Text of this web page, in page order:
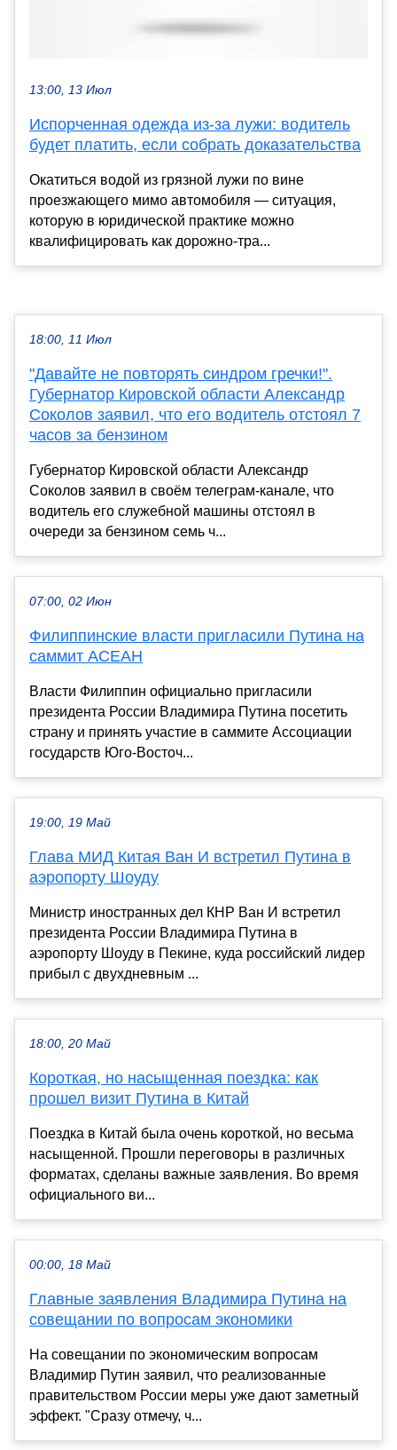
13:00, 13 Июл
Испорченная одежда из-за лужи: водитель
будет платить, если собрать доказательства
Окатиться водой из грязной лужи по вине
проезжающего мимо автомобиля — ситуация,
которую в юридической практике можно
квалифицировать как дорожно-тра...
18:00, 11 Июл
"Давайте не повторять синдром гречки!".
Губернатор Кировской области Александр
Соколов заявил, что его водитель отстоял 7
часов за бензином
Губернатор Кировской области Александр
Соколов заявил в своём телеграм-канале, что
водитель его служебной машины отстоял в
очереди за бензином семь ч...
07:00, 02 Июн
Филиппинские власти пригласили Путина на
саммит АСЕАН
Власти Филиппин официально пригласили
президента России Владимира Путина посетить
страну и принять участие в саммите Ассоциации
государств Юго-Восточ...
19:00, 19 Май
Глава МИД Китая Ван И встретил Путина в
аэропорту Шоуду
Министр иностранных дел КНР Ван И встретил
президента России Владимира Путина в
аэропорту Шоуду в Пекине, куда российский лидер
прибыл с двухдневным ...
18:00, 20 Май
Короткая, но насыщенная поездка: как
прошел визит Путина в Китай
Поездка в Китай была очень короткой, но весьма
насыщенной. Прошли переговоры в различных
форматах, сделаны важные заявления. Во время
официального ви...
00:00, 18 Май
Главные заявления Владимира Путина на
совещании по вопросам экономики
На совещании по экономическим вопросам
Владимир Путин заявил, что реализованные
правительством России меры уже дают заметный
эффект. "Сразу отмечу, ч...